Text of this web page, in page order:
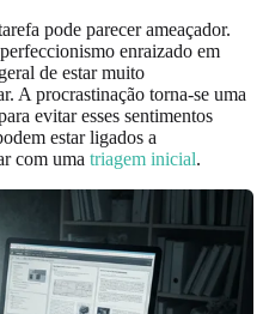
pode parecer ameaçador.
enraizado em
de estar muito
A procrastinação torna-se uma
evitar esses sentimentos
estar ligados a
com uma triagem inicial.